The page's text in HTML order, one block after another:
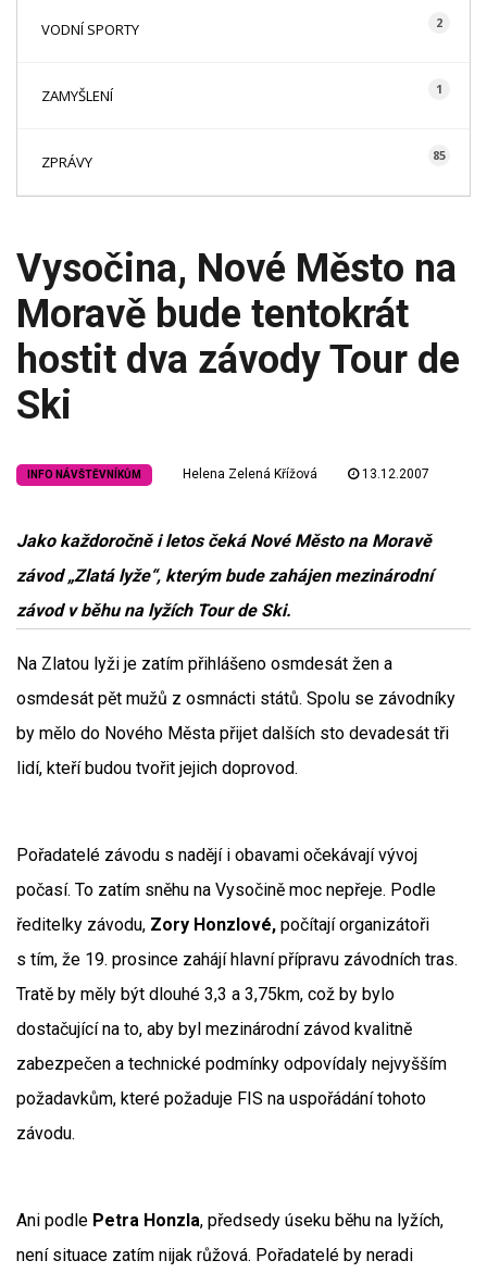
VODNÍ SPORTY 2
ZAMYŠLENÍ 1
ZPRÁVY 85
Vysočina, Nové Město na
Moravě bude tentokrát
hostit dva závody Tour de
Ski
INFO NÁVŠTĚVNÍKŮM Helena Zelená Křížová 13.12.2007
Jako každoročně i letos čeká Nové Město na Moravě
závod „Zlatá lyže“, kterým bude zahájen mezinárodní
závod v běhu na lyžích Tour de Ski.
Na Zlatou lyži je zatím přihlášeno osmdesát žen a
osmdesát pět mužů z osmnácti států. Spolu se závodníky
by mělo do Nového Města přijet dalších sto devadesát tři
lidí, kteří budou tvořit jejich doprovod.
Pořadatelé závodu s nadějí i obavami očekávají vývoj
počasí. To zatím sněhu na Vysočině moc nepřeje. Podle
ředitelky závodu, Zory Honzlové, počítají organizátoři
s tím, že 19. prosince zahájí hlavní přípravu závodních tras.
Tratě by měly být dlouhé 3,3 a 3,75km, což by bylo
dostačující na to, aby byl mezinárodní závod kvalitně
zabezpečen a technické podmínky odpovídaly nejvyšším
požadavkům, které požaduje FIS na uspořádání tohoto
závodu.
Ani podle Petra Honzla, předsedy úseku běhu na lyžích,
není situace zatím nijak růžová. Pořadatelé by neradi